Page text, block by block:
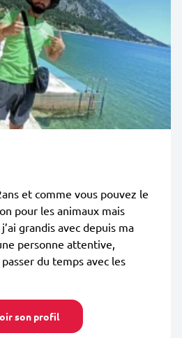
et comme vous pouvez le
pour les animaux mais
grandis avec depuis ma
personne attentive,
du temps avec les
son profil